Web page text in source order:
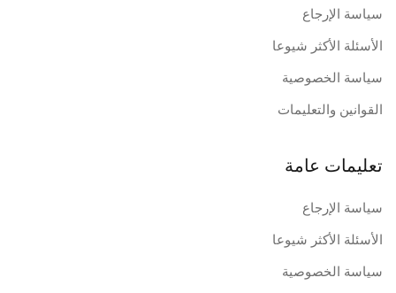
سياسة الإرجاع
الأسئلة الأكثر شيوعا
سياسة الخصوصية
القوانين والتعليمات
تعليمات عامة
سياسة الإرجاع
الأسئلة الأكثر شيوعا
سياسة الخصوصية